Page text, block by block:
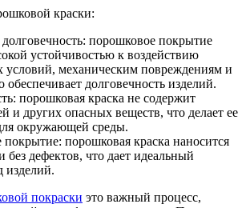
краски:
порошковое покрытие
устойчивостью к воздействию
условий, механическим повреждениям и
обеспечивает долговечность изделий.
порошковая краска не содержит
и других опасных веществ, что делает ее
окружающей среды.
порошковая краска наносится
без дефектов, что дает идеальный
изделий.
покраски это важный процесс,